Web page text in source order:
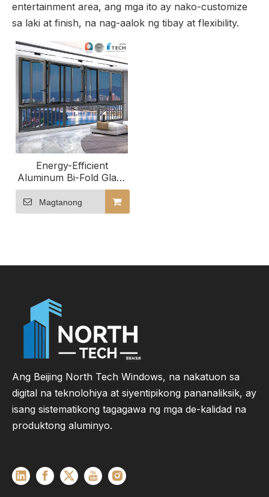
entertainment area, ang mga ito ay nako-customize
sa laki at finish, na nag-aalok ng tibay at flexibility.
Energy-Efficient
Aluminum Bi-Fold Glass
Folding Window para sa
Makabagong Lugar
Magtanong
Ang Beijing North Tech Windows, na nakatuon sa
digital na teknolohiya at siyentipikong pananaliksik, ay
isang sistematikong tagagawa ng mga de-kalidad na
produktong aluminyo.